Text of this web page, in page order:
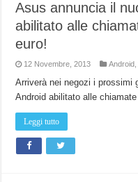
Asus annuncia il
abilitato alle
euro!
12 Novembre, 2013 Android
Arriverà nei negozi i prossimi
Android abilitato alle
Leggi tutto